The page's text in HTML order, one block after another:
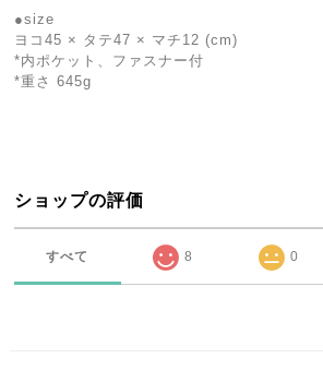
●size
ヨコ45 × タテ47 × マチ12 (cm)
*内ポケット、ファスナー付
*重さ 645g
ショップの評価
すべて 8 0